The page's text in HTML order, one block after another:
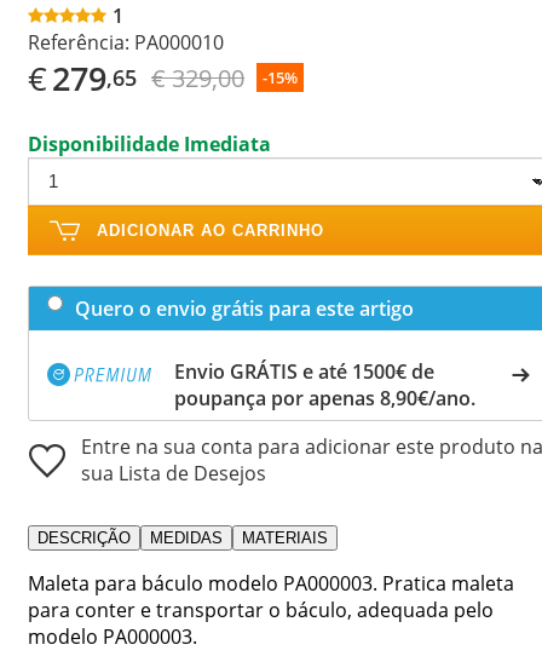
1
Referência: PA000010
€279,65 € 329,00 -15%
Disponibilidade Imediata
ADICIONAR AO CARRINHO
Quero o envio grátis para este artigo
Envio GRÁTIS e até 1500€ de
poupança por apenas 8,90€/ano.
Entre na sua conta para adicionar este produto na
sua Lista de Desejos
DESCRIÇÃO MEDIDAS MATERIAIS
Maleta para báculo modelo PA000003. Pratica maleta
para conter e transportar o báculo, adequada pelo
modelo PA000003.